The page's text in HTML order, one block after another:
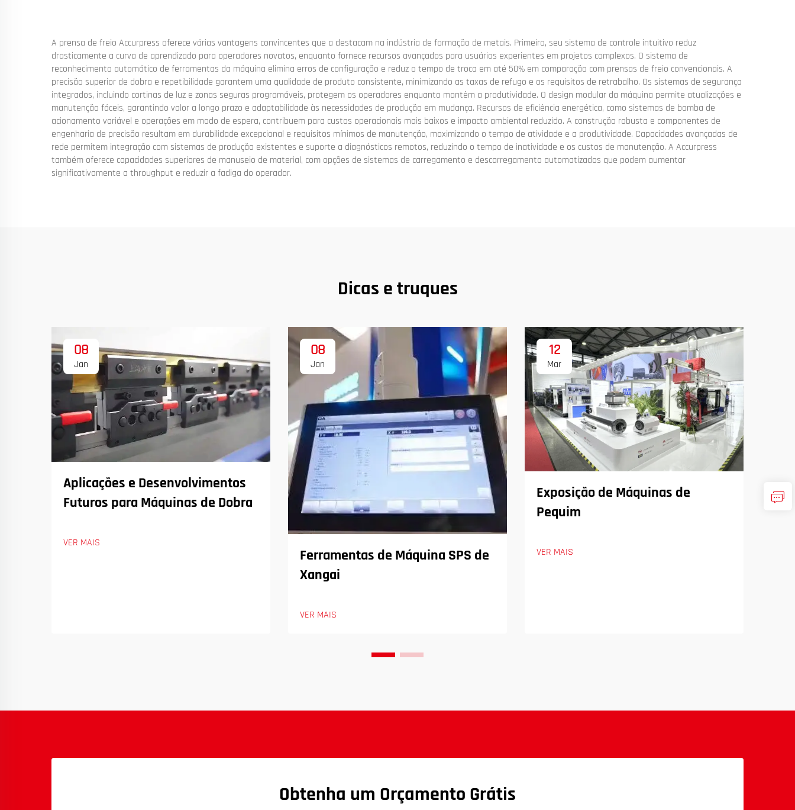
A prensa de freio Accurpress oferece várias vantagens convincentes que a destacam na indústria de formação de metais. Primeiro, seu sistema de controle intuitivo reduz
drasticamente a curva de aprendizado para operadores novatos, enquanto fornece recursos avançados para usuários experientes em projetos complexos. O sistema de
reconhecimento automático de ferramentas da máquina elimina erros de configuração e reduz o tempo de troca em até 50% em comparação com prensas de freio convencionais. A
precisão superior de dobra e repetibilidade garantem uma qualidade de produto consistente, minimizando as taxas de refugo e os requisitos de retrabalho. Os sistemas de segurança
integrados, incluindo cortinas de luz e zonas seguras programáveis, protegem os operadores enquanto mantêm a produtividade. O design modular da máquina permite atualizações e
manutenção fáceis, garantindo valor a longo prazo e adaptabilidade às necessidades de produção em mudança. Recursos de eficiência energética, como sistemas de bomba de
acionamento variável e operações em modo de espera, contribuem para custos operacionais mais baixos e impacto ambiental reduzido. A construção robusta e componentes de
engenharia de precisão resultam em durabilidade excepcional e requisitos mínimos de manutenção, maximizando o tempo de atividade e a produtividade. Capacidades avançadas de
rede permitem integração com sistemas de produção existentes e suporte a diagnósticos remotos, reduzindo o tempo de inatividade e os custos de manutenção. A Accurpress
também oferece capacidades superiores de manuseio de material, com opções de sistemas de carregamento e descarregamento automatizados que podem aumentar
significativamente a throughput e reduzir a fadiga do operador.
Dicas e truques
08
Jan
Aplicações e Desenvolvimentos
Futuros para Máquinas de Dobra
VER MAIS
08
Jan
Ferramentas de Máquina SPS de
Xangai
VER MAIS
12
Mar
Exposição de Máquinas de
Pequim
VER MAIS
Obtenha um Orçamento Grátis